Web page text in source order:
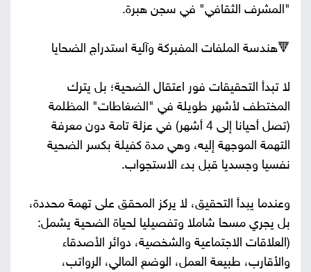
"المشرف الثقافي" في سجن هبرة.
🔻هندسة الملفات المفبركة وآلية استدراج الضحايا
لا تبدأ التحقيقات فور اعتقال الضحية؛ بل يترك
المختطف لأشهر طويلة في "الضغاطات" المظلمة
(تصل أحيانا إلى 4 أشهر) في عزلة تامة دون معرفة
التهمة الموجهة إليه، وهي مدة كفيلة بكسر الضحية
نفسيا وجسديا قبل بدء الاستجواب.
وعندما يبدأ التحقيق، لا يركز المحقق على تهمة محددة،
بل يجري مسحا شاملا وتفصيليا لحياة الضحية يشمل:
(العلاقات الاجتماعية والشخصية، دوائر الأصدقاء
والأقارب، طبيعة العمل، الوضع المالي، الرواتب،